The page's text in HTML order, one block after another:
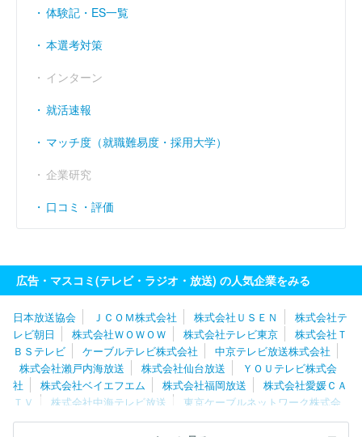
体験記・ES一覧
本選考対策
インターン
就活速報
マッチ度（就職難易度・採用大学）
企業研究
口コミ・評価
広告・マスコミ(テレビ・ラジオ・放送) の人気企業をみる
日本放送協会 ＪＣＯＭ株式会社 株式会社ＵＳＥＮ
株式会社テ
レビ朝日
株式会社ＷＯＷＯＷ 株式会社テレビ東京
株式会社Ｔ
ＢＳテレビ
ケーブルテレビ株式会社
中京テレビ放送株式会社
株式会社瀨戸内海放送
株式会社仙台放送
ＹＯＵテレビ株式会
社
株式会社ベイエフエム 株式会社福岡放送
株式会社愛媛ＣＡ
ＴＶ
株式会社中海テレビ放送
東京ケーブルネットワーク株式会
社
湘南ケーブルネットワーク株式会社
スカパーＪＳＡＴ株式会